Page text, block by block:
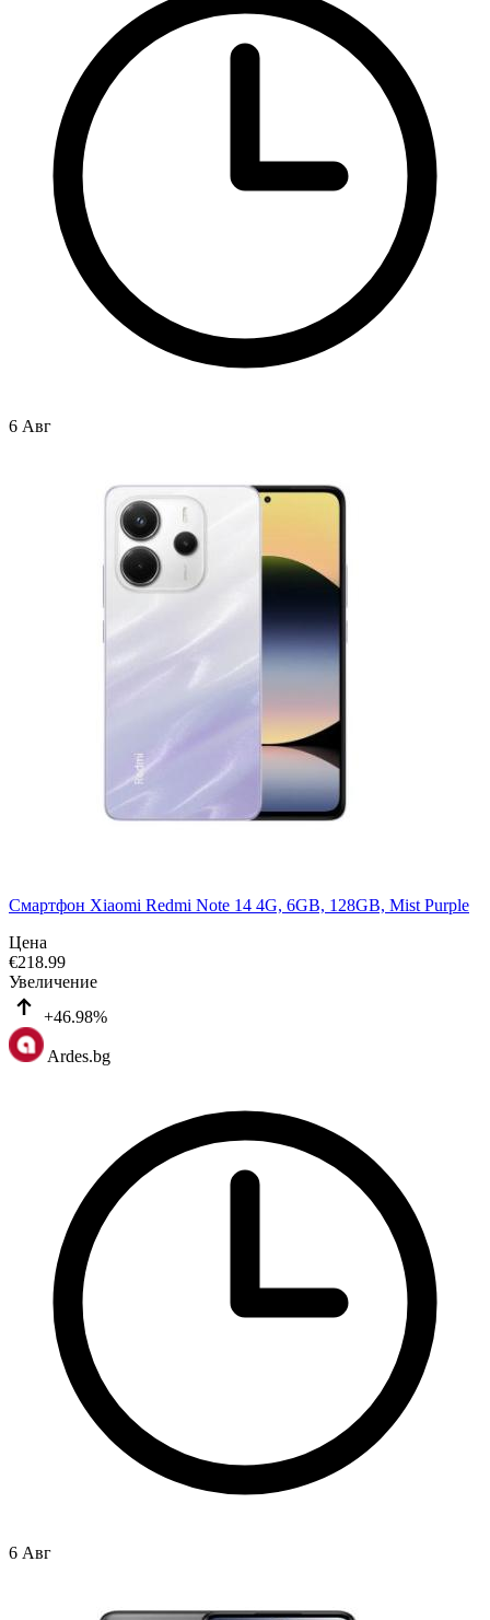
6 Авг
Смартфон Xiaomi Redmi Note 14 4G, 6GB, 128GB, Mist Purple
Цена
€218.99
Увеличение
+46.98%
Ardes.bg
6 Авг